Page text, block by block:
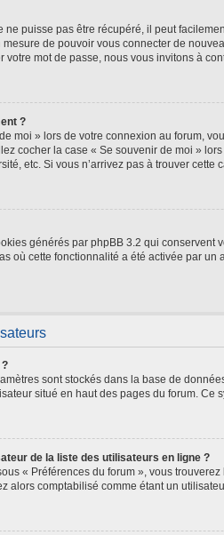
puisse pas être récupéré, il peut
de pouvoir vous connecter de
mot de passe, nous vous invitons à
?
moi » lors de votre connexion au forum,
cocher la case « Se souvenir de moi »
etc. Si vous n’arrivez pas à trouver
générés par phpBB 3.2 qui
où cette fonctionnalité a été activée par
sont stockés dans la base de
situé en haut des pages du forum.
de la liste des utilisateurs en ligne ?
« Préférences du forum », vous
alors comptabilisé comme étant un